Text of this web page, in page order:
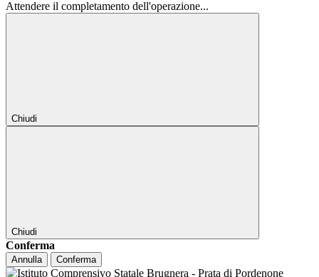
Attendere il completamento dell'operazione...
Chiudi
Chiudi
Conferma
Annulla Conferma